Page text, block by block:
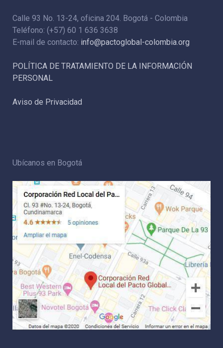
Calle 93 No. 13-24, oficina 204. Bogotá - Colombia
Teléfono: (+57) 60 1 636 3638
E-mail de contacto: info@pactoglobal-colombia.org
POLÍTICA DE TRATAMIENTO DE LA INFORMACIÓN
PERSONAL
Aviso de Privacidad
Ubícanos en Bogotá